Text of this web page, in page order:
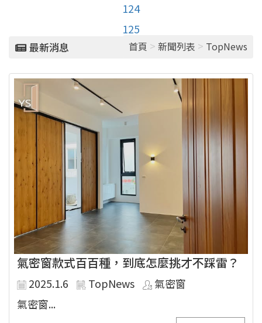
124
125
最新消息 首頁 > 新聞列表 > TopNews
氣密窗款式百百種，到底怎麼挑才不踩雷？
2025.1.6 TopNews
氣密窗
氣密窗...